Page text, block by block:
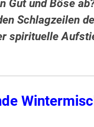
und Böse
Schlagzeilen
spirituelle